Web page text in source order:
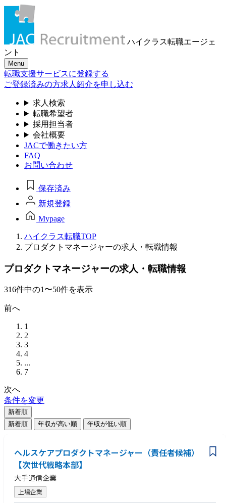
ハイクラス転職エージェ
ント
Menu
転職支援サービスに登録する
ご登録済みの方求人紹介を申し込む
求人検索
転職希望者
採用担当者
会社概要
JACで働きたい方
FAQ
お問い合わせ
保存済み
新規登録
Mypage
ハイクラス転職TOP
プロダクトマネージャーの求人・転職情報
プロダクトマネージャーの求人・転職情報
316件中の1〜50件を表示
前へ
1
2
3
4
...
7
次へ
条件を変更
新着順
新着順
年収が高い順 年収が低い順
ヘルスケアプロダクトマネージャー（責任者候補）
【次世代戦略本部】
大手通信企業
上場企業